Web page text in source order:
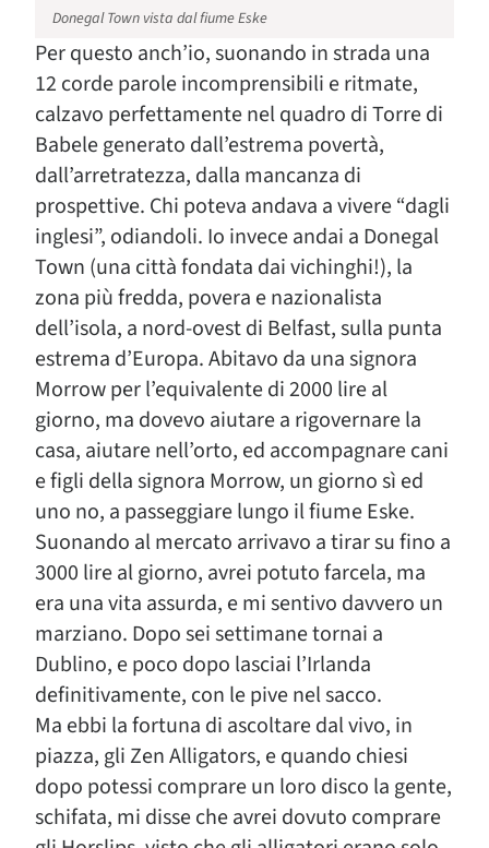
Donegal Town vista dal fiume Eske
Per questo anch’io, suonando in strada una
12 corde parole incomprensibili e ritmate,
calzavo perfettamente nel quadro di Torre di
Babele generato dall’estrema povertà,
dall’arretratezza, dalla mancanza di
prospettive. Chi poteva andava a vivere “dagli
inglesi”, odiandoli. Io invece andai a Donegal
Town (una città fondata dai vichinghi!), la
zona più fredda, povera e nazionalista
dell’isola, a nord-ovest di Belfast, sulla punta
estrema d’Europa. Abitavo da una signora
Morrow per l’equivalente di 2000 lire al
giorno, ma dovevo aiutare a rigovernare la
casa, aiutare nell’orto, ed accompagnare cani
e figli della signora Morrow, un giorno sì ed
uno no, a passeggiare lungo il fiume Eske.
Suonando al mercato arrivavo a tirar su fino a
3000 lire al giorno, avrei potuto farcela, ma
era una vita assurda, e mi sentivo davvero un
marziano. Dopo sei settimane tornai a
Dublino, e poco dopo lasciai l’Irlanda
definitivamente, con le pive nel sacco.
Ma ebbi la fortuna di ascoltare dal vivo, in
piazza, gli Zen Alligators, e quando chiesi
dopo potessi comprare un loro disco la gente,
schifata, mi disse che avrei dovuto comprare